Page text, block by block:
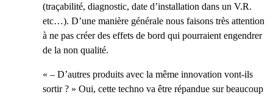
(traçabilité, diagnostic, date d’installation dans un V.R.
etc…). D’une manière générale nous faisons très attention
à ne pas créer des effets de bord qui pourraient engendrer
de la non qualité.
« – D’autres produits avec la même innovation vont-ils
sortir ? » Oui, cette techno va être répandue sur beaucoup